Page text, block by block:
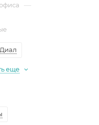
—
Диал
еще